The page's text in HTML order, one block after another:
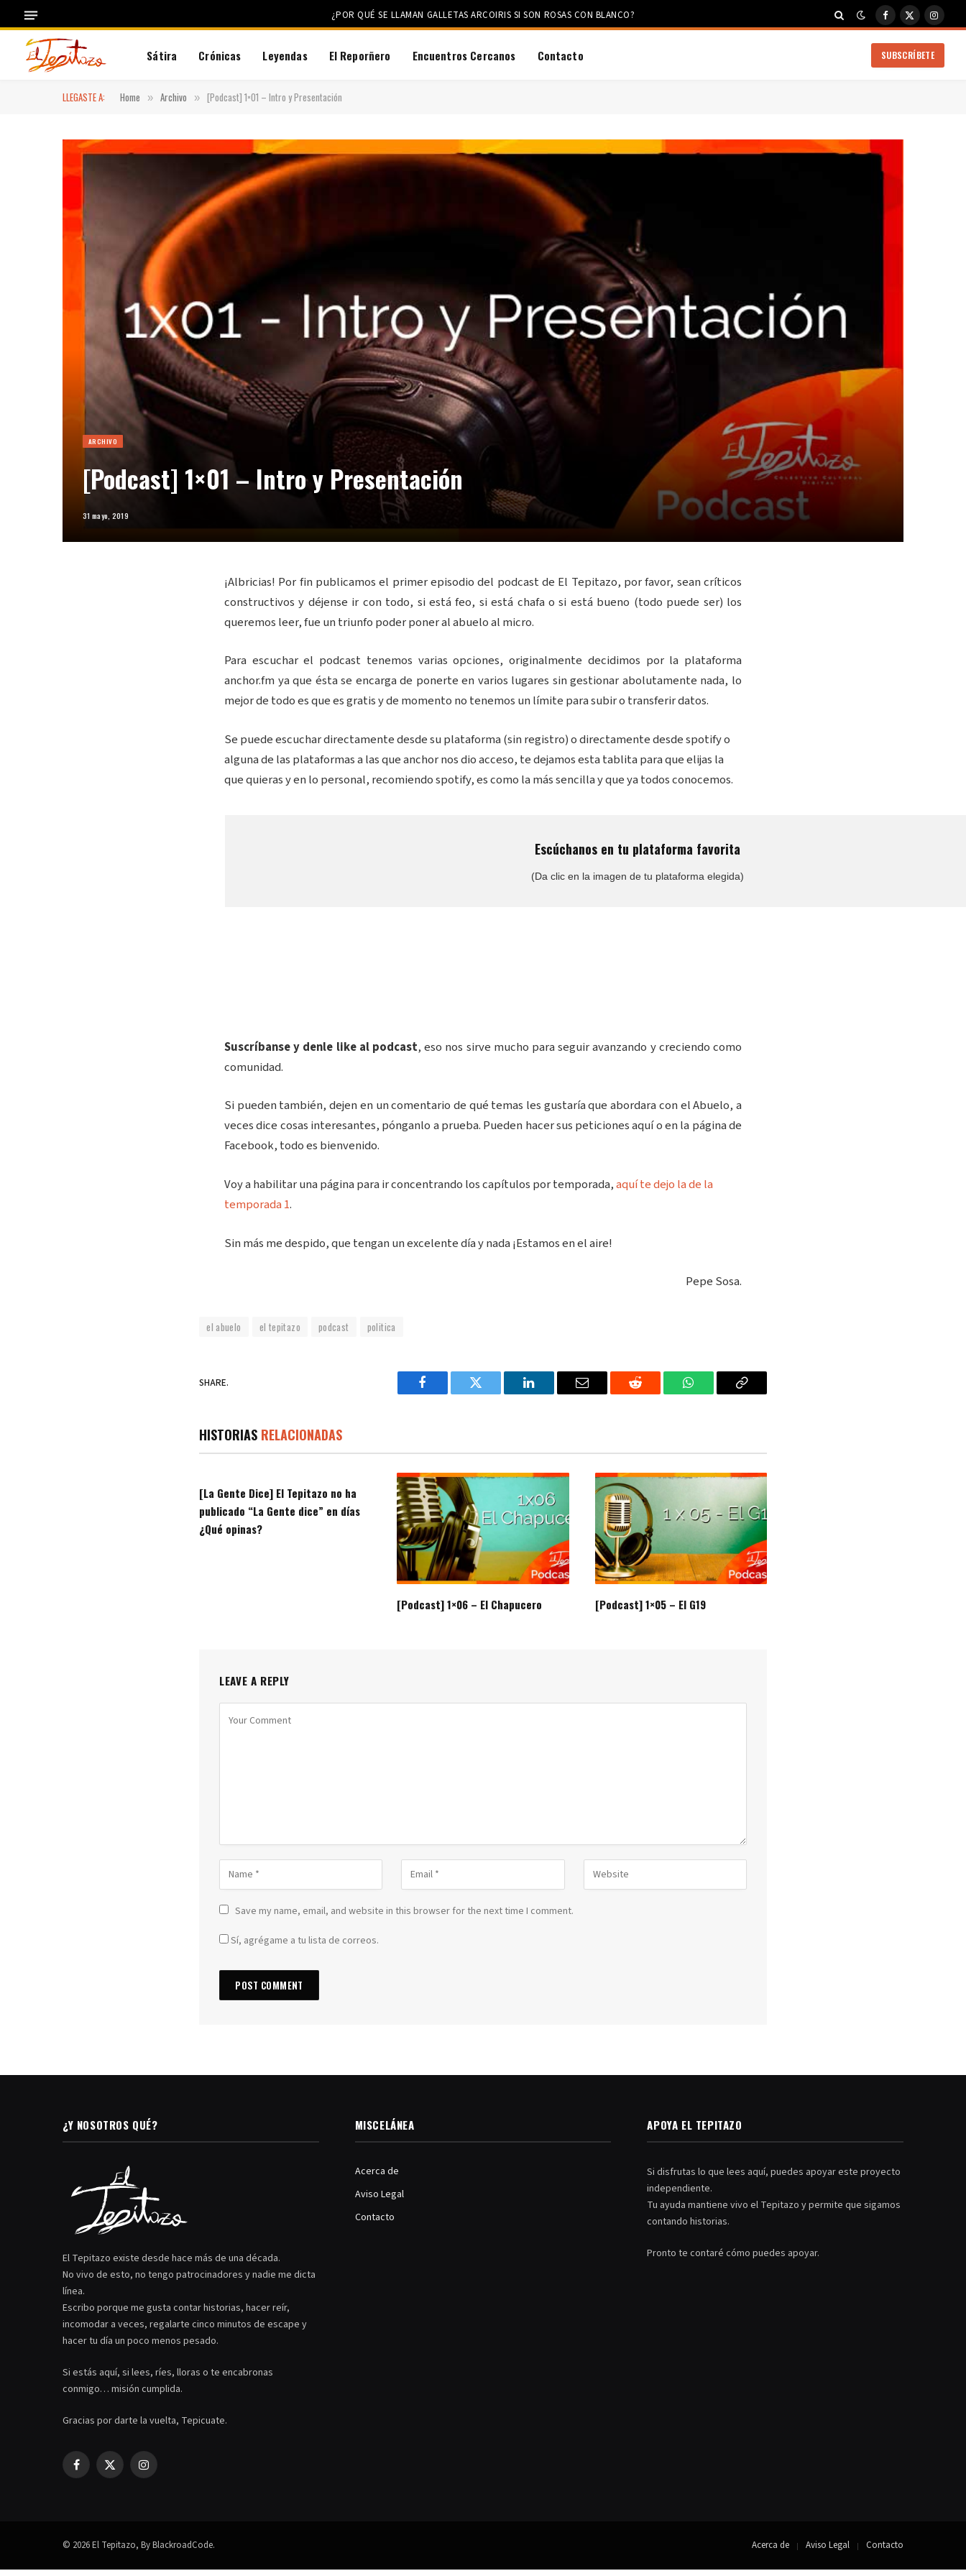
¿POR QUÉ SE LLAMAN GALLETAS ARCOIRIS SI SON ROSAS CON BLANCO? Facebook
X
Sátira Crónicas Leyendas El Reporñero Encuentros Cercanos Contacto SUBSCRÍBETE
LLEGASTE A: Home » Archivo » [Podcast] 1×01 – Intro y Presentación
ARCHIVO
[Podcast] 1×01 – Intro y Presentación
31 mayo, 2019
¡Albricias! Por fin publicamos el primer episodio del podcast de El Tepitazo, por favor, sean críticos
constructivos y déjense ir con todo, si está feo, si está chafa o si está bueno (todo puede ser) los
queremos leer, fue un triunfo poder poner al abuelo al micro.
Para escuchar el podcast tenemos varias opciones, originalmente decidimos por la plataforma
anchor.fm ya que ésta se encarga de ponerte en varios lugares sin gestionar abolutamente nada, lo
mejor de todo es que es gratis y de momento no tenemos un límite para subir o transferir datos.
Se puede escuchar directamente desde su plataforma (sin registro) o directamente desde spotify o
alguna de las plataformas a las que anchor nos dio acceso, te dejamos esta tablita para que elijas la
que quieras y en lo personal, recomiendo spotify, es como la más sencilla y que ya todos conocemos.
Escúchanos en tu plataforma favorita
(Da clic en la imagen de tu plataforma elegida)
Suscríbanse y denle like al podcast, eso nos sirve mucho para seguir avanzando y creciendo como
comunidad.
Si pueden también, dejen en un comentario de qué temas les gustaría que abordara con el Abuelo, a
veces dice cosas interesantes, pónganlo a prueba. Pueden hacer sus peticiones aquí o en la página de
Facebook, todo es bienvenido.
Voy a habilitar una página para ir concentrando los capítulos por temporada,aquí te dejo la de la
temporada 1.
Sin más me despido, que tengan un excelente día y nada ¡Estamos en el aire!
Pepe Sosa.
el abuelo el tepitazo podcast politica
SHARE.
Facebook Twitter LinkedIn Email Reddit WhatsAppCopy
HISTORIAS RELACIONADAS
[La Gente Dice] El Tepitazo no ha
publicado “La Gente dice” en días
¿Qué opinas?
[Podcast] 1×06 – El Chapucero [Podcast] 1×05 – El G19
LEAVE A REPLY
Save my name, email, and website in this browser for the next time I comment.
Sí, agrégame a tu lista de correos.
¿Y NOSOTROS QUÉ?
El Tepitazo existe desde hace más de una década.
No vivo de esto, no tengo patrocinadores y nadie me dicta
línea.
Escribo porque me gusta contar historias, hacer reír,
incomodar a veces, regalarte cinco minutos de escape y
hacer tu día un poco menos pesado.
Si estás aquí, si lees, ríes, lloras o te encabronas
conmigo… misión cumplida.
Gracias por darte la vuelta, Tepicuate.
Facebook
X
Instagram
MISCELÁNEA
Acerca de
Aviso Legal
Contacto
APOYA EL TEPITAZO
Si disfrutas lo que lees aquí, puedes apoyar este proyecto
independiente.
Tu ayuda mantiene vivo el Tepitazo y permite que sigamos
contando historias.
Pronto te contaré cómo puedes apoyar.
© 2026 El Tepitazo, By BlackroadCode. Acerca de Aviso Legal Contacto